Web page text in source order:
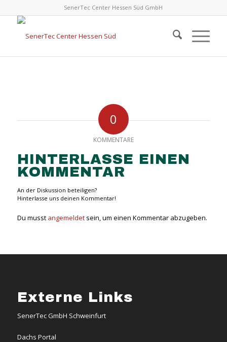
SenerTec Center Hessen Süd GmbH
0
KOMMENTARE
HINTERLASSE EINEN
KOMMENTAR
An der Diskussion beteiligen?
Hinterlasse uns deinen Kommentar!
Du musst angemeldetsein, um einen Kommentar abzugeben.
Externe Links
SenerTec GmbH Schweinfurt
Dachs Portal